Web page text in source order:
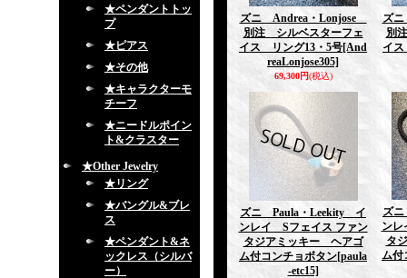
★ペンダントトッ
プ
★ピアス
★その他
★キャラクターモ
チーフ
★ニードルポイン
ト&クラスター
★Other Jewelry
★リング
★バングル&ブレ
ス
★ペンダント&ネ
ックレス（シルバ
ー）
ズニ Andrea・Lonjose
別注 シルベスターフェ
イス リング13・5号[And
reaLonjose305]
69,300円(税込)
ズ
別
イ
ズニ Paula・Leekity イ
ンレイ Sフェイス ファン
タジアミッキー ヘアゴ
ム付コンチョボタン[paula
-etc15]
ズ
ン
タ
ム付